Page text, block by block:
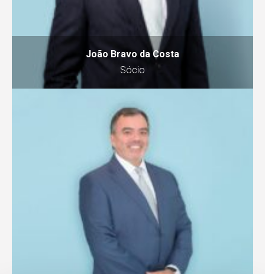
João Bravo da Costa
Sócio